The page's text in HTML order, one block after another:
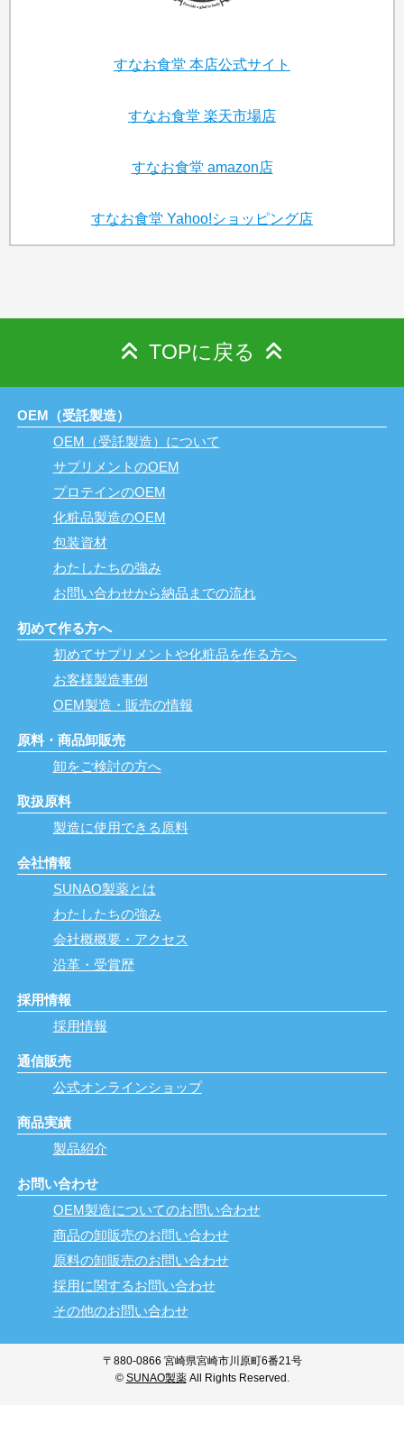
すなお食堂 本店公式サイト
すなお食堂 楽天市場店
すなお食堂 amazon店
すなお食堂 Yahoo!ショッピング店
TOPに戻る
OEM（受託製造）
OEM（受託製造）について
サプリメントのOEM
プロテインのOEM
化粧品製造のOEM
包装資材
わたしたちの強み
お問い合わせから納品までの流れ
初めて作る方へ
初めてサプリメントや化粧品を作る方へ
お客様製造事例
OEM製造・販売の情報
原料・商品卸販売
卸をご検討の方へ
取扱原料
製造に使用できる原料
会社情報
SUNAO製薬とは
わたしたちの強み
会社概概要・アクセス
沿革・受賞歴
採用情報
採用情報
通信販売
公式オンラインショップ
商品実績
製品紹介
お問い合わせ
OEM製造についてのお問い合わせ
商品の卸販売のお問い合わせ
原料の卸販売のお問い合わせ
採用に関するお問い合わせ
その他のお問い合わせ
〒880-0866 宮崎県宮崎市川原町6番21号
© SUNAO製薬All Rights Reserved.